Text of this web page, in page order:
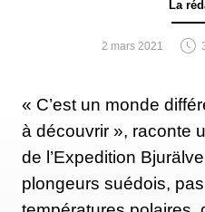
Explorer des
bulle isolée de dix mètres
l’humidité n’atteigne les
Contrairement aux
dans la grotte sont plus
température de 10°C au
La
2 mars 2021
« C’est un monde
à découvrir », raconte
de l’Expedition
plongeurs suédois,